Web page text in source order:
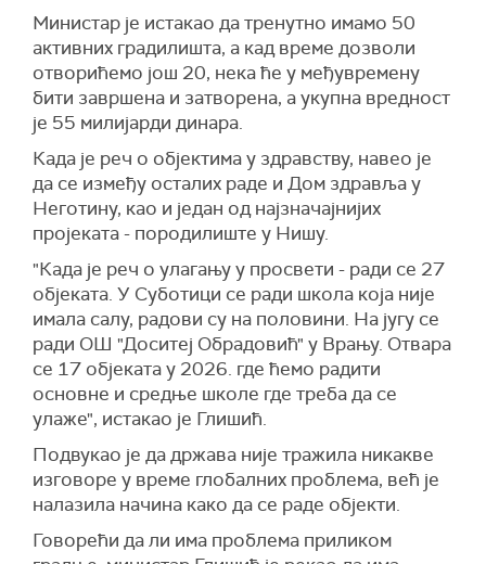
Министар је истакао да тренутно имамо 50
активних градилишта, а кад време дозволи
отворићемо још 20, нека ће у међувремену
бити завршена и затворена, а укупна вредност
је 55 милијарди динара.
Када је реч о објектима у здравству, навео је
да се између осталих раде и Дом здравља у
Неготину, као и један од најзначајнијих
пројеката - породилиште у Нишу.
"Када је реч о улагању у просвети - ради се 27
објеката. У Суботици се ради школа која није
имала салу, радови су на половини. На југу се
ради ОШ "Доситеј Обрадовић" у Врању. Отвара
се 17 објеката у 2026. где ћемо радити
основне и средње школе где треба да се
улаже", истакао је Глишић.
Подвукао је да држава није тражила никакве
изговоре у време глобалних проблема, већ је
налазила начина како да се раде објекти.
Говорећи да ли има проблема приликом